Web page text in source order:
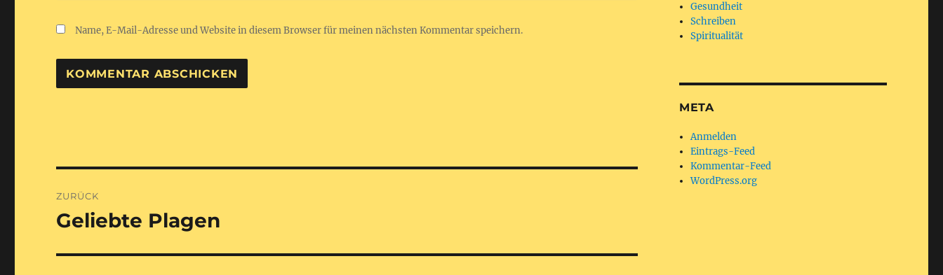
Name, E-Mail-Adresse und Website in diesem Browser für meinen nächsten Kommentar speichern.
ZURÜCK
Vorheriger
Geliebte Plagen
Gesundheit
Schreiben
Spiritualität
META
Anmelden
Eintrags-Feed
Kommentar-Feed
WordPress.org